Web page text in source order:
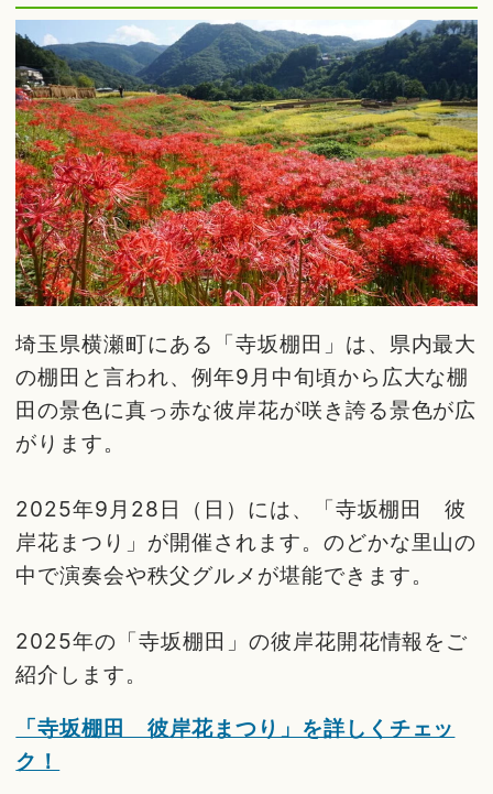
埼玉県横瀬町にある「寺坂棚田」は、県内最大
の棚田と言われ、例年9月中旬頃から広大な棚
田の景色に真っ赤な彼岸花が咲き誇る景色が広
がります。
2025年9月28日（日）には、「寺坂棚田 彼
岸花まつり」が開催されます。のどかな里山の
中で演奏会や秩父グルメが堪能できます。
2025年の「寺坂棚田」の彼岸花開花情報をご
紹介します。
「寺坂棚田 彼岸花まつり」を詳しくチェッ
ク！